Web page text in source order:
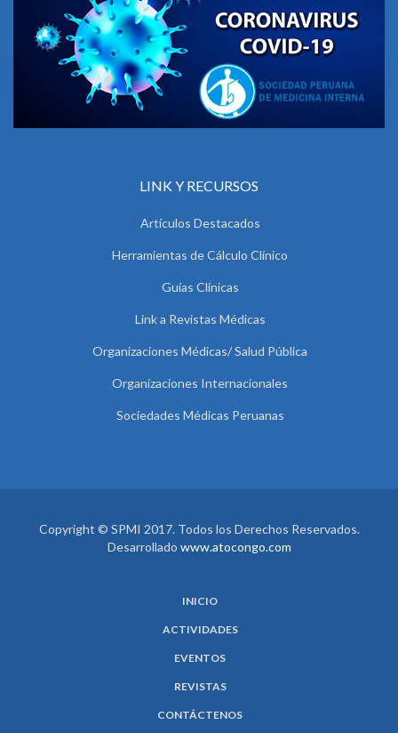
LINK Y RECURSOS
Artículos Destacados
Herramientas de Cálculo Clínico
Guías Clínicas
Link a Revistas Médicas
Organizaciones Médicas/ Salud Pública
Organizaciones Internacionales
Sociedades Médicas Peruanas
Copyright © SPMI 2017. Todos los Derechos Reservados.
Desarrollado www.atocongo.com
INICIO
ACTIVIDADES
EVENTOS
REVISTAS
CONTÁCTENOS